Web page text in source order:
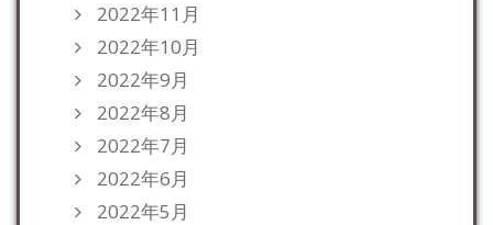
2022年11月
2022年10月
2022年9月
2022年8月
2022年7月
2022年6月
2022年5月